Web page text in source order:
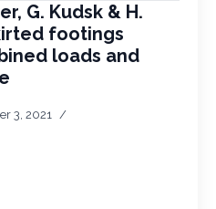
G. Kudsk & H.
footings
loads and
3, 2021